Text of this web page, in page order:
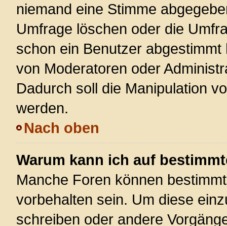
niemand eine Stimme
Umfrage löschen oder die
schon ein Benutzer
von Moderatoren oder
Dadurch soll die Manipulation
werden.
Nach oben
Warum kann ich auf
Manche Foren können
vorbehalten sein. Um diese
schreiben oder andere